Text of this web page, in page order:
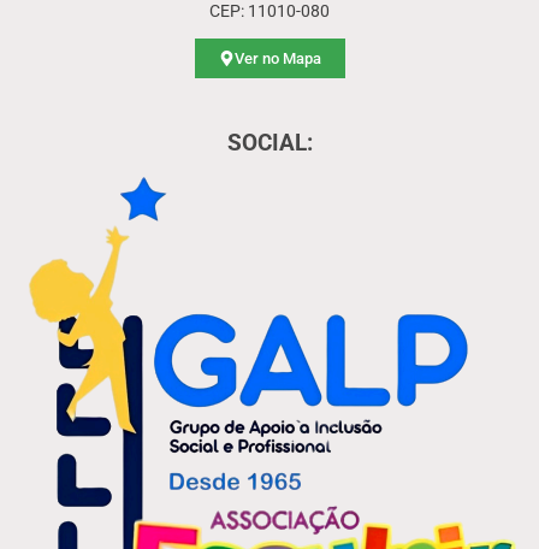
CEP: 11010-080
Ver no Mapa
SOCIAL: